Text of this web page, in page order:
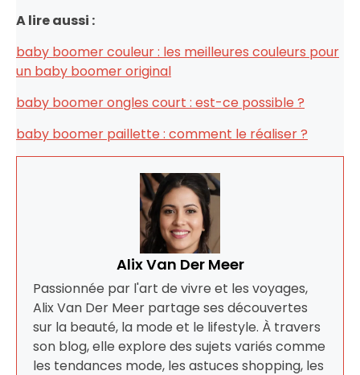
A lire aussi :
baby boomer couleur : les meilleures couleurs pour
un baby boomer original
baby boomer ongles court : est-ce possible ?
baby boomer paillette : comment le réaliser ?
Alix Van Der Meer
Passionnée par l'art de vivre et les voyages,
Alix Van Der Meer partage ses découvertes
sur la beauté, la mode et le lifestyle. À travers
son blog, elle explore des sujets variés comme
les tendances mode, les astuces shopping, les